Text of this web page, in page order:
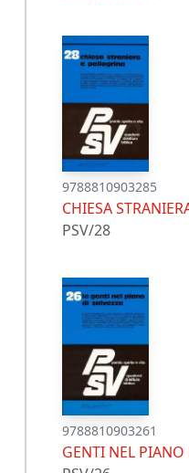
9788810903285
CHIESA
PSV/28
9788810903261
GENTI NEL PIANO